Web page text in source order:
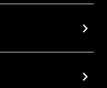
chevron_right
chevron_right